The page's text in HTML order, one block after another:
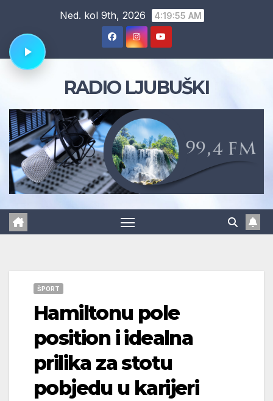
content
Ned. kol 9th, 2026 4:19:55 AM
RADIO LJUBUŠKI
ŠPORT
Hamiltonu pole
position i idealna
prilika za stotu
pobjedu u karijeri